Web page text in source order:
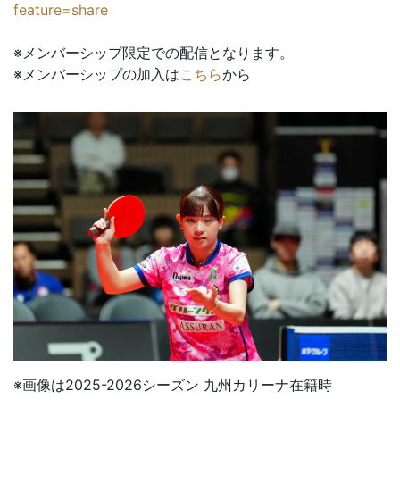
feature=share
※メンバーシップ限定での配信となります。
※メンバーシップの加入はこちらから
※画像は2025-2026シーズン 九州カリーナ在籍時